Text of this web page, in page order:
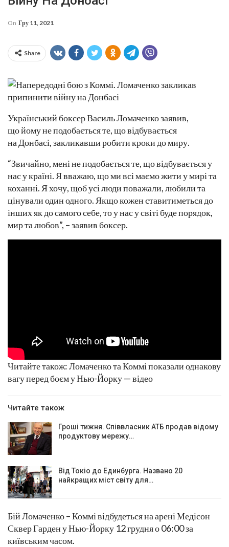
On Гру 11, 2021
Share
Український боксер Василь Ломаченко заявив,
що йому не подобається те, що відбувається
на Донбасі, закликавши робити кроки до миру.
“Звичайно, мені не подобається те, що відбувається у
нас у країні. Я вважаю, що ми всі маємо жити у мирі та
коханні. Я хочу, щоб усі люди поважали, любили та
цінували один одного. Якщо кожен ставитиметься до
інших як до самого себе, то у нас у світі буде порядок,
мир та любов”, – заявив боксер.
Читайте також: Ломаченко та Коммі показали однакову
вагу перед боєм у Нью-Йорку — відео
Читайте також
Гроші тижня. Співвласник АТБ продав відому
продуктову мережу…
Від Токіо до Единбурга. Названо 20
найкращих міст світу для…
Бій Ломаченко – Коммі відбудеться на арені Медісон
Сквер Гарден у Нью-Йорку 12 грудня о 06:00 за
київським часом.